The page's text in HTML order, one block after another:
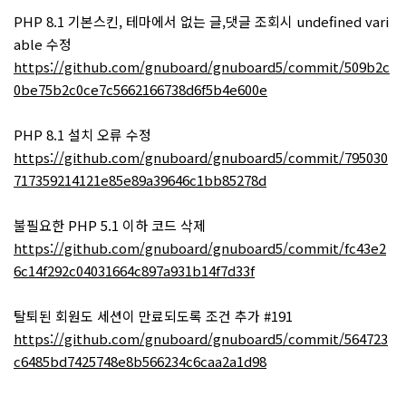
PHP 8.1 기본스킨, 테마에서 없는 글,댓글 조회시 undefined vari
able 수정
https://github.com/gnuboard/gnuboard5/commit/509b2c
0be75b2c0ce7c5662166738d6f5b4e600e
PHP 8.1 설치 오류 수정
https://github.com/gnuboard/gnuboard5/commit/795030
717359214121e85e89a39646c1bb85278d
불필요한 PHP 5.1 이하 코드 삭제
https://github.com/gnuboard/gnuboard5/commit/fc43e2
6c14f292c04031664c897a931b14f7d33f
탈퇴된 회원도 세션이 만료되도록 조건 추가 #191
https://github.com/gnuboard/gnuboard5/commit/564723
c6485bd7425748e8b566234c6caa2a1d98